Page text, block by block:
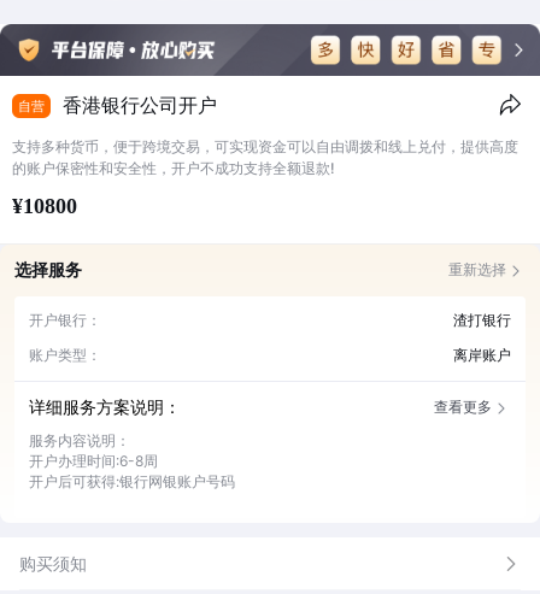
自营 香港银行公司开户
支持多种货币，便于跨境交易，可实现资金可以自由调拨和线上兑付，提供高度
的账户保密性和安全性，开户不成功支持全额退款!
¥10800
选择服务 重新选择
开户银行：
渣打银行
账户类型：
离岸账户
详细服务方案说明：
查看更多
服务内容说明：
开户办理时间:6-8周
开户后可获得:银行网银账户号码
国际贸易融资等方面经验丰富，业务网络覆盖众多国家和地区，为全球不同
购买须知